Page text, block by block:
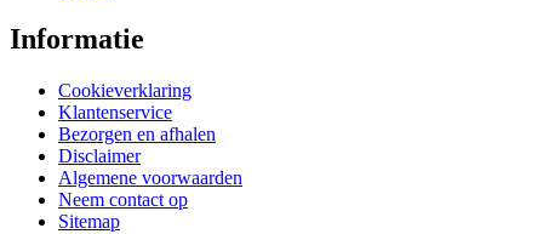
Informatie
Cookieverklaring
Klantenservice
Bezorgen en afhalen
Disclaimer
Algemene voorwaarden
Neem contact op
Sitemap